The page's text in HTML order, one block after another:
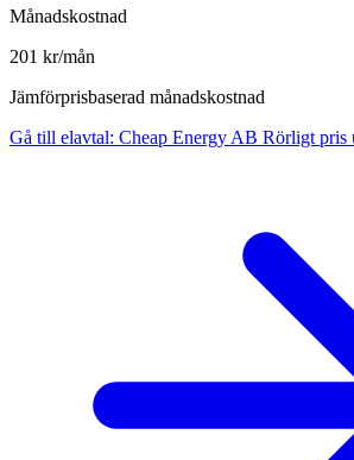
Månadskostnad
201 kr/mån
Jämförprisbaserad månadskostnad
Gå till elavtal: Cheap Energy AB Rörligt pris